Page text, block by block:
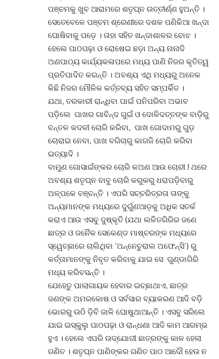
ପଞ୍ଚମକୁ ଖୁବ ଆରାମରେ ଶତୃଘ୍ନ ଉତ୍ତୀର୍ଣ୍ଣ ହୁଅନ୍ତି ।
ସେତେବେଳେ ପଞ୍ଚମ ଶ୍ରେଣୀରେ ଦଶକ ପଣିକିଆ ଖନ୍ଦା
ଘୋଷିବାକୁ ପଡ଼େ । ତାହା ସହିତ ଖନ୍ଦାଶାଳର ବୋଝ ।
ହେଲେ ପାଠପଢ଼ା ଓ ରୋଷେଇ ଛଡ଼ା ଅନ୍ୟ ନାନାଦି
ଅଣପାଠ୍ୟ କାର୍ଯ୍ୟକଳାପରେ ମଧ୍ୟ ପାଣି ନିଜର କୃତିତ୍ୱ
ପ୍ରତିପାଦିତ କରନ୍ତି । ଅବଶ୍ୟ ଏଥି ମଧ୍ୟରୁ ଅନେକ
କିଛି ନିଜର ମୌଳିକ କର୍ତ୍ତବ୍ୟ ସହିତ ସମ୍ପର୍କିତ ।
ଯଥା, ତରକାରୀ ରାନ୍ଧିବା ପାଇଁ ପନିପରିବା ଅଭାବ
ପଡ଼ିଲେ ପାଖର ଗାବିନ୍ଦ ଗୁଇଁ ଓ ଦୋଳିଦତ୍ତଙ୍କ ବାଡ଼ିରୁ
ବନ୍ତଳ କଦଳୀ ଚୋରି କରିବା, ପାଖ ଗୋଦାମରୁ ଗୁଡ଼
ଚୋରାଇ ନେବା, ପାଖ ବଗିଚାରୁ କାଗଜି ଚୋରି କରିବା
ଇତ୍ୟାଦି ।
ବାମୁଣ ଗୋସାଇଁଙ୍କର ଚୋରି କଅଣ ଆଉ ଚୋରୀ ! ଥରେ
ଅବଶ୍ୟ ଶତୃଘ୍ନ ବାବୁ ଚୋରି କରୁକରୁ ଧରାପଡ଼ିବାରୁ
ଅଳ୍ପକେ ବଞ୍ଚନ୍ତି । ଏପରି ସଚ୍ଚରିତ୍ରତା ତାଙ୍କୁ
ଅନ୍ୟମାନଙ୍କ ମଧ୍ୟରେ ଦୁର୍ଗୁଣଆଡ଼କୁ ଅଧିକ ସତର୍କ
କରାଏ ଆଉ ଏସବୁ ଦୁଷ୍କୃତି (ଯଥା ଲଳିତଗିରିର ଜଣେ
ଛାତ୍ର ଓ ଜନୈକ ସେକେଣ୍ଡ ମାଷ୍ଚରଙ୍କ ମଧ୍ୟରେ
ସ୍ୱେଚ୍ଛାରେ ଚାଲିଥିବା ‘ଅନ୍‌ନେଚୁରାଲ ଅଫେନ୍‌ସି’) ରୁ
କର୍ତ୍ତାମାନଙ୍କୁ ନିବୃତ କରିବାକୁ ଯାଇ ସେ ଗୁଣ୍ଡାଗିରି
ମଧ୍ୟ କରିବସନ୍ତି ।
ଯେହେତୁ ପାଲାଗାୟକ ହେବାର ଇଚ୍ଛାଥାଏ, ଛାତ୍ର
ଜଣଙ୍କ ଅମରକୋଷ ଓ ସର୍ବସାର ବ୍ୟାକରଣ ଆଦି ବଡ଼ି
ଭୋରରୁ ଉଠି ଡ଼ିବି ଜାଳି ଘୋଷୁଥାଆନ୍ତି । ଏସବୁ ସରିଲେ
ଯାଇ ଇସ୍କୁଲୁ ପାଠପଢ଼ା ଓ ରାନ୍ଧଣା ଆଦି କାମ ଆରମ୍ଭ
ହୁଏ । ହେଲେ ଏପରି ଉଦ୍‌ଯୋଗୀ ଛାତ୍ରଙ୍କୁ କାଳ ହେଲା
ଗଣିତ । ଶତୃଘ୍ନ ପାଣିଙ୍କର ଗଣିତ ପାଠ ଆଦୌ ହେଉ ନ